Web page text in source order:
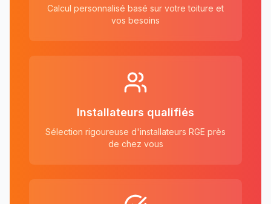
Calcul personnalisé basé sur votre toiture et
vos besoins
Installateurs qualifiés
Sélection rigoureuse d'installateurs RGE près
de chez vous